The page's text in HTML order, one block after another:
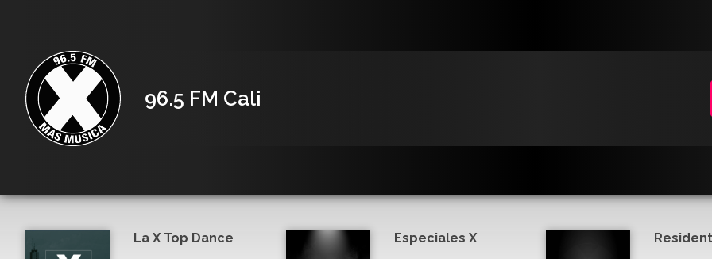
96.5 FM Cali
La X Top Dance Especiales X